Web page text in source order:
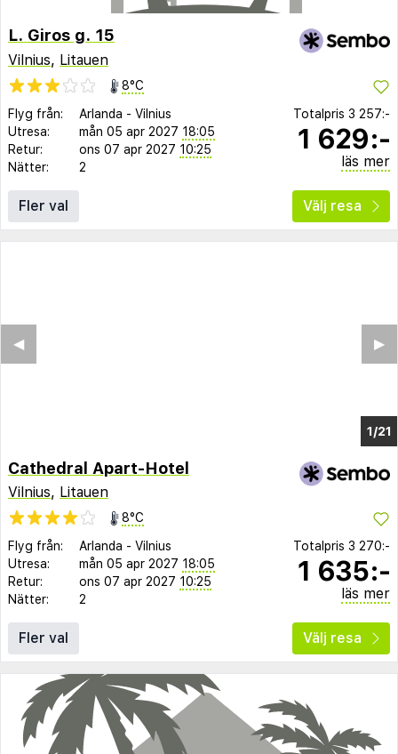
L. Giros g. 15
Vilnius, Litauen
8°C
Flyg från:
Arlanda - Vilnius
Utresa:
mån 05 apr 2027 18:05
Retur:
ons 07 apr 2027 10:25
Nätter:
2
Totalpris 3 257:-
1 629:-
läs mer
Fler val Välj resa
1/15
▶︎
◀︎
Cathedral Apart-Hotel
Vilnius, Litauen
8°C
Flyg från:
Arlanda - Vilnius
Utresa:
mån 05 apr 2027 18:05
Retur:
ons 07 apr 2027 10:25
Nätter:
2
Totalpris 3 270:-
1 635:-
läs mer
Fler val Välj resa